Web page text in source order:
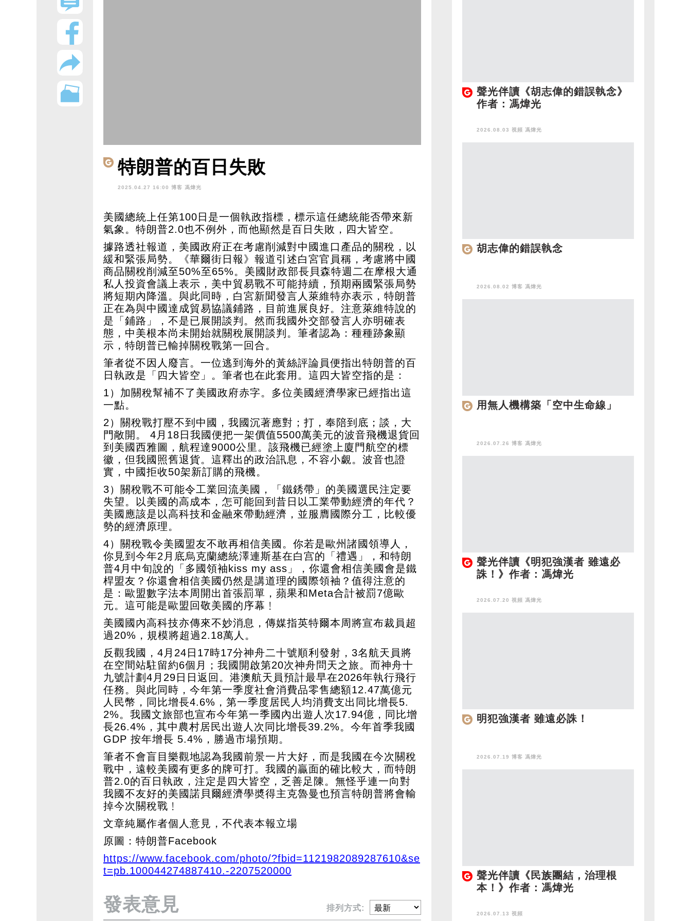
特朗普的百日失敗
2025.04.27 16:00 博客 馮煒光
美國總統上任第100日是一個執政指標，標示這任總統能否帶來新
氣象。特朗普2.0也不例外，而他顯然是百日失敗，四大皆空。
據路透社報道，美國政府正在考慮削減對中國進口產品的關稅，以
緩和緊張局勢。《華爾街日報》報道引述白宮官員稱，考慮將中國
商品關稅削減至50%至65%。美國財政部長貝森特週二在摩根大通
私人投資會議上表示，美中貿易戰不可能持續，預期兩國緊張局勢
將短期內降溫。與此同時，白宮新聞發言人萊維特亦表示，特朗普
正在為與中國達成貿易協議鋪路，目前進展良好。注意萊維特說的
是「鋪路」，不是已展開談判。然而我國外交部發言人亦明確表
態，中美根本尚未開始就關稅展開談判。筆者認為：種種跡象顯
示，特朗普已輸掉關稅戰第一回合。
筆者從不因人廢言。一位逃到海外的黃絲評論員便指出特朗普的百
日執政是「四大皆空」。筆者也在此套用。這四大皆空指的是：
1）加關稅幫補不了美國政府赤字。多位美國經濟學家已經指出這
一點。
2）關稅戰打壓不到中國，我國沉著應對；打，奉陪到底；談，大
門敞開。 4月18日我國便把一架價值5500萬美元的波音飛機退貨回
到美國西雅圖，航程達9000公里。該飛機已經塗上廈門航空的標
徽，但我國照舊退貨。這釋出的政治訊息，不容小覷。波音也證
實，中國拒收50架新訂購的飛機。
3）關稅戰不可能令工業回流美國，「鐵銹帶」的美國選民注定要
失望。以美國的高成本，怎可能回到昔日以工業帶動經濟的年代？
美國應該是以高科技和金融來帶動經濟，並服膺國際分工，比較優
勢的經濟原理。
4）關稅戰令美國盟友不敢再相信美國。你若是歐州諸國領導人，
你見到今年2月底烏克蘭總統澤連斯基在白宫的「禮遇」，和特朗
普4月中旬說的「多國領袖kiss my ass」，你還會相信美國會是鐵
桿盟友？你還會相信美國仍然是講道理的國際領袖？值得注意的
是：歐盟數字法本周開出首張罰單，蘋果和Meta合計被罰7億歐
元。這可能是歐盟回敬美國的序幕﹗
美國國內高科技亦傳來不妙消息，傳媒指英特爾本周將宣布裁員超
過20%，規模將超過2.18萬人。
反觀我國，4月24日17時17分神舟二十號順利發射，3名航天員將
在空間站駐留約6個月；我國開啟第20次神舟問天之旅。而神舟十
九號計劃4月29日日返回。港澳航天員預計最早在2026年執行飛行
任務。與此同時，今年第一季度社會消費品零售總額12.47萬億元
人民幣，同比增長4.6%，第一季度居民人均消費支出同比增長5.
2%。我國文旅部也宣布今年第一季國內出遊人次17.94億，同比增
長26.4%，其中農村居民出遊人次同比增長39.2%。今年首季我國
GDP 按年增長 5.4%，勝過市場預期。
筆者不會盲目樂觀地認為我國前景一片大好，而是我國在今次關稅
戰中，遠較美國有更多的牌可打。我國的贏面的確比較大，而特朗
普2.0的百日執政，注定是四大皆空，乏善足陳。無怪乎連一向對
我國不友好的美國諾貝爾經濟學奬得主克魯曼也預言特朗普將會輸
掉今次關稅戰﹗
文章純屬作者個人意見，不代表本報立場
原圖：特朗普Facebook
https://www.facebook.com/photo/?fbid=1121982089287610&se
t=pb.100044274887410.-2207520000
發表意見 排列方式:
聲光伴讀《胡志偉的錯誤執念》
作者：馮煒光
2026.08.03 視頻 馮煒光
胡志偉的錯誤執念
2026.08.02 博客 馮煒光
用無人機構築「空中生命線」
2026.07.26 博客 馮煒光
聲光伴讀《明犯強漢者 雖遠必
誅！》作者：馮煒光
2026.07.20 視頻 馮煒光
明犯強漢者 雖遠必誅！
2026.07.19 博客 馮煒光
聲光伴讀《民族團結，治理根
本！》作者：馮煒光
2026.07.13 視頻